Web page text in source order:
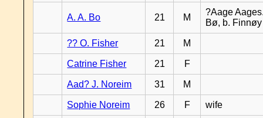
A. A. Bo 21 M
?Aage
Bø, b. Finnøy
?? O. Fisher 21 M
Catrine Fisher 21 F
Aad? J. Noreim 31 M
Sophie Noreim 26 F wife